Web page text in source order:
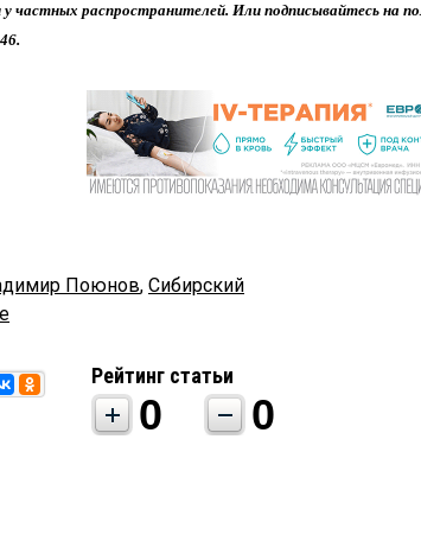
частных распространителей. Или подписывайтесь на
Поюнов, Сибирский
Рейтинг статьи
0 0